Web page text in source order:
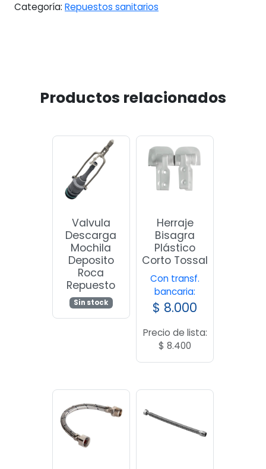
Categoría: Repuestos sanitarios
Productos relacionados
Valvula
Descarga
Mochila
Deposito
Roca
Repuesto
Sin stock
Herraje
Bisagra
Plástico
Corto Tossal
Con transf.
bancaria:
$ 8.000
Precio de lista:
$ 8.400